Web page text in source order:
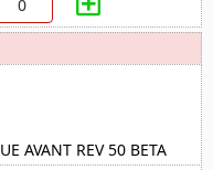
AVANT REV 50 BETA